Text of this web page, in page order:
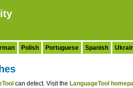
Polish Portuguese Spanish
can detect. Visit the LanguageTool